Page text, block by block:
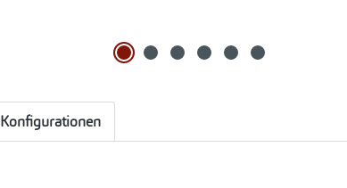
Konfigurationen